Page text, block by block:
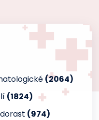
(2064)
(1824)
(974)